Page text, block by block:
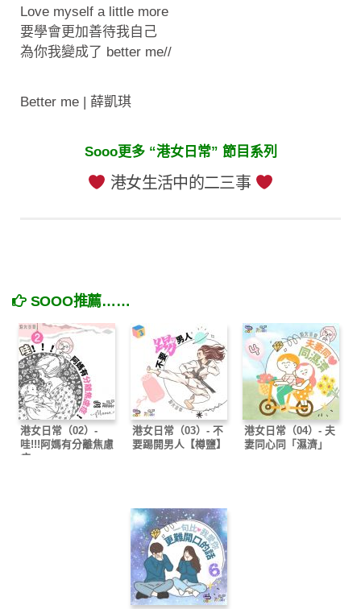
Love myself a little more
要學會更加善待我自己
為你我變成了 better me//
Better me | 薛凱琪
Sooo更多 “港女日常” 節目系列
港女生活中的二三事
SOOO推薦……
港女日常（02）-
哇!!!阿媽有分離焦慮
症
港女日常（03）- 不
要踢開男人【樽鹽】
港女日常（04）- 夫
妻同心同「濕濟」